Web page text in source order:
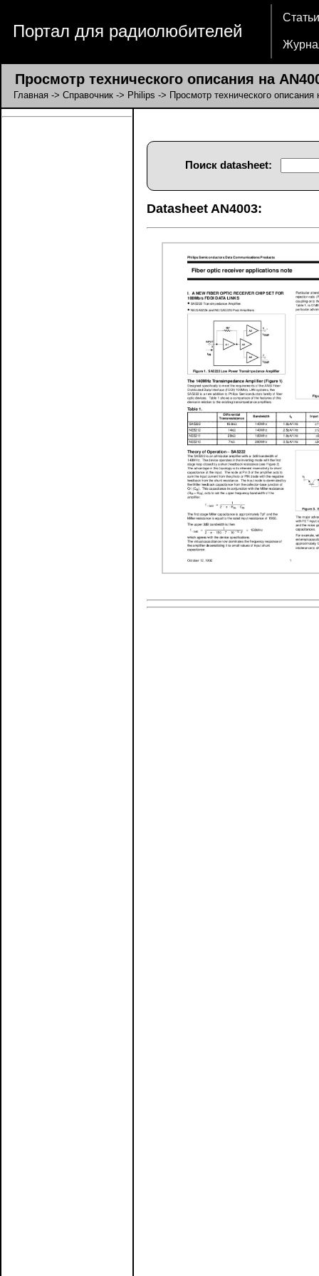
Портал для радиолюбителей
Статьи
Просмотр технического описания на
Главная -> Справочник -> Philips -> Просмотр технического описания
Поиск datasheet:
Datasheet AN4003: